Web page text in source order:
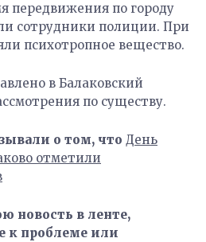
передвижения по городу
сотрудники полиции. При
психотропное вещество.
в Балаковский
по существу.
о том, что День
отметили
новость в ленте,
к проблеме или